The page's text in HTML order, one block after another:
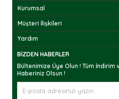
Kurumsal
Müşteri İlişkileri
Yardım
BIZDEN HABERLER
Bültenimize Üye Olun ! Tüm İndirim
Haberiniz Olsun !